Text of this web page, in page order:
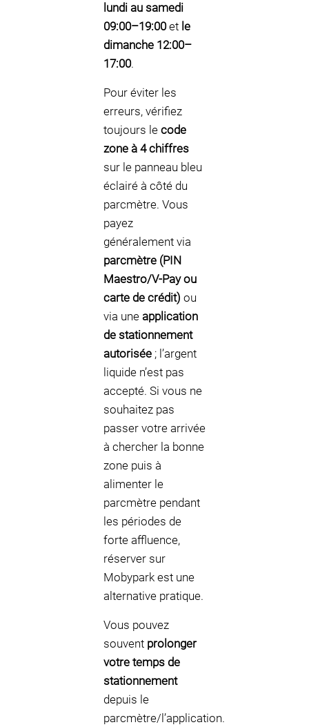
lundi au samedi
09:00–19:00et le
dimanche 12:00–
17:00.
Pour éviter les
erreurs, vérifiez
toujours le code
zone à 4 chiffres
sur le panneau bleu
éclairé à côté du
parcmètre. Vous
payez
généralement via
parcmètre (PIN
Maestro/V-Pay ou
carte de crédit) ou
via une application
de stationnement
autorisée ; l’argent
liquide n’est pas
accepté. Si vous ne
souhaitez pas
passer votre arrivée
à chercher la bonne
zone puis à
alimenter le
parcmètre pendant
les périodes de
forte affluence,
réserver sur
Mobypark est une
alternative pratique.
Vous pouvez
souvent prolonger
votre temps de
stationnement
depuis le
parcmètre/l’application.